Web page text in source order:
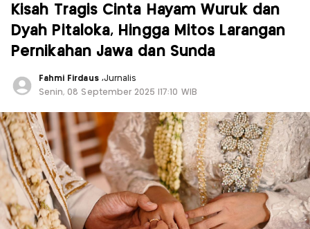
Kisah Tragis Cinta Hayam Wuruk dan
Dyah Pitaloka, Hingga Mitos Larangan
Pernikahan Jawa dan Sunda
Fahmi Firdaus ,Jurnalis
Senin, 08 September 2025 |17:10 WIB